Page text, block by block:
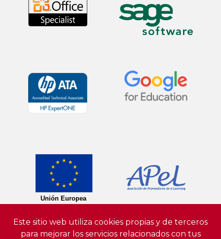
Este sitio web utiliza cookies propias y de terceros
para mejorar los servicios relacionados con tus